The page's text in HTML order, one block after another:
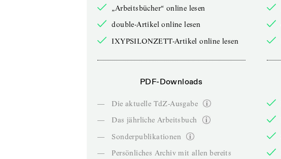
„Arbeitsbücher“ online lesen
double-Artikel online lesen
IXYPSILONZETT-Artikel online lesen
PDF-Downloads
—
Die aktuelle TdZ-Ausgabe
—
Das jährliche Arbeitsbuch
—
Sonderpublikationen
—
Persönliches Archiv mit allen bereits